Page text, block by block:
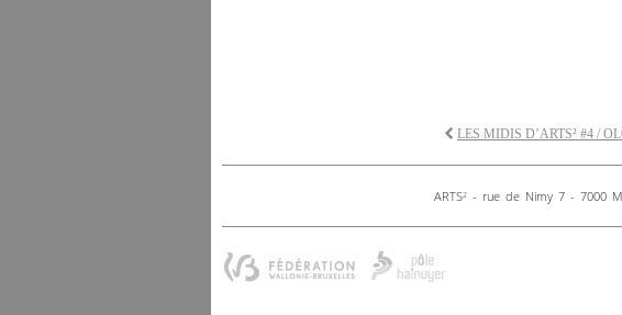
LES MIDIS D’ARTS² #4 /
ARTS2 - rue de Nimy 7 - 7000